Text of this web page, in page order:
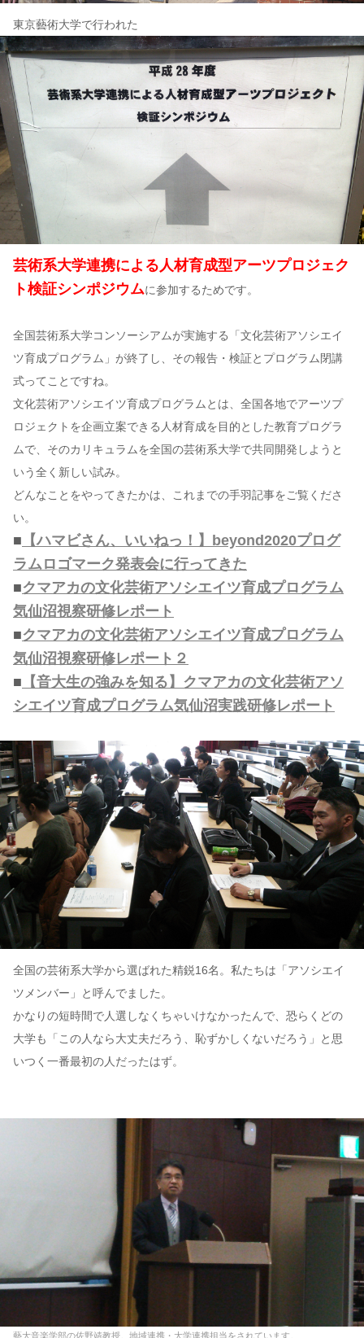
東京藝術大学で行われた
芸術系大学連携による人材育成型アーツプロジェク
ト検証シンポジウムに参加するためです。
全国芸術系大学コンソーシアムが実施する「文化芸術アソシエイ
ツ育成プログラム」が終了し、その報告・検証とプログラム閉講
式ってことですね。
文化芸術アソシエイツ育成プログラムとは、全国各地でアーツプ
ロジェクトを企画立案できる人材育成を目的とした教育プログラ
ムで、そのカリキュラムを全国の芸術系大学で共同開発しようと
いう全く新しい試み。
どんなことをやってきたかは、これまでの手羽記事をご覧くださ
い。
■ 【ハマビさん、いいねっ！】beyond2020プログ
ラムロゴマーク発表会に行ってきた
■クマアカの文化芸術アソシエイツ育成プログラム
気仙沼視察研修レポート
■クマアカの文化芸術アソシエイツ育成プログラム
気仙沼視察研修レポート２
■ 【音大生の強みを知る】クマアカの文化芸術アソ
シエイツ育成プログラム気仙沼実践研修レポート
全国の芸術系大学から選ばれた精鋭16名。私たちは「アソシエイ
ツメンバー」と呼んでました。
かなりの短時間で人選しなくちゃいけなかったんで、恐らくどの
大学も「この人なら大丈夫だろう、恥ずかしくないだろう」と思
いつく一番最初の人だったはず。
藝大音楽学部の佐野靖教授。地域連携・大学連携担当をされています。